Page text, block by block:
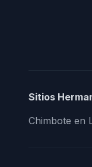
Sitios
Chimbote en